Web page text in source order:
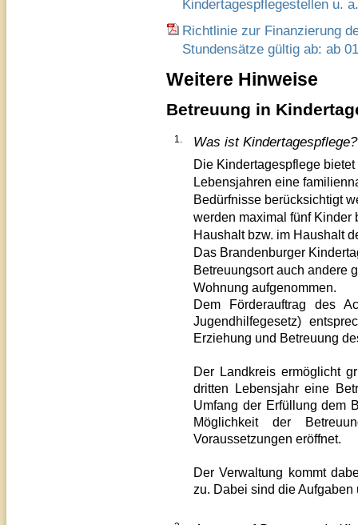
Kindertagespflegestellen u.
Richtlinie zur Finanzierung
Stundensätze gültig ab: ab
Weitere Hinweise
Betreuung in
1. Was ist Kindertagespflege?
Die Kindertagespflege
Lebensjahren eine
Bedürfnisse berücksichtigt
werden maximal fünf Kinder
Haushalt bzw. im Haushalt
Das Brandenburger
Betreuungsort auch andere
Wohnung aufgenommen.
Dem Förderauftrag des
Jugendhilfegesetz)
Erziehung und Betreuung
Der Landkreis ermöglicht
dritten Lebensjahr eine
Umfang der Erfüllung dem
Möglichkeit der
Voraussetzungen eröffnet.
Der Verwaltung kommt
zu. Dabei sind die Aufgaben